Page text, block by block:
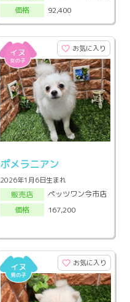
価格
92,400
お気に入り
ポメラニアン
2026年1月6日生まれ
販売店
ペッツワン今市店
価格
167,200
お気に入り